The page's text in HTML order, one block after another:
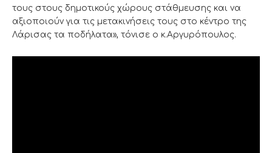
τους στους δημοτικούς χώρους στάθμευσης και να
αξιοποιούν για τις μετακινήσεις τους στο κέντρο της
Λάρισας τα ποδήλατα», τόνισε ο κ.Αργυρόπουλος.